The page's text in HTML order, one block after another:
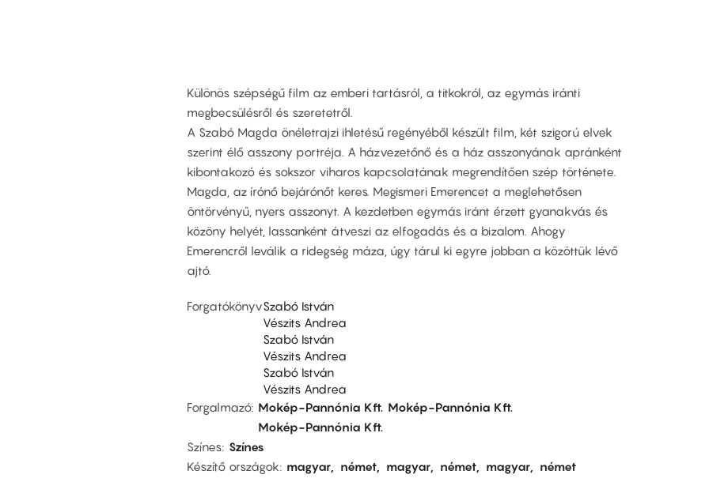
Különös szépségű film az emberi tartásról, a titkokról, az egymás iránti
megbecsülésről és szeretetről.
A Szabó Magda önéletrajzi ihletésű regényéből készült film, két szigorú elvek
szerint élő asszony portréja. A házvezetőnő és a ház asszonyának apránként
kibontakozó és sokszor viharos kapcsolatának megrendítően szép története.
Magda, az írónő bejárónőt keres. Megismeri Emerencet a meglehetősen
öntörvényű, nyers asszonyt. A kezdetben egymás iránt érzett gyanakvás és
közöny helyét, lassanként átveszi az elfogadás és a bizalom. Ahogy
Emerencről leválik a ridegség máza, úgy tárul ki egyre jobban a közöttük lévő
ajtó.
ForgatókönyvSzabó István
Vészits Andrea
Szabó István
Vészits Andrea
Szabó István
Vészits Andrea
Forgalmazó Mokép-Pannónia Kft. Mokép-Pannónia Kft.
Mokép-Pannónia Kft.
Színes Színes
Készítő országok
magyar német magyar német magyar német